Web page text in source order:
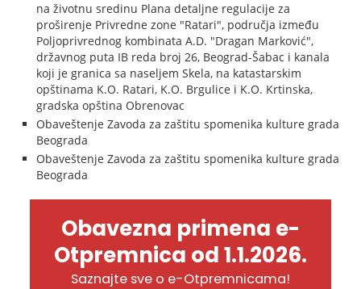
na životnu sredinu Plana detaljne regulacije za
proširenje Privredne zone "Ratari", područja između
Poljoprivrednog kombinata A.D. "Dragan Marković",
državnog puta IB reda broj 26, Beograd-Šabac i kanala
koji je granica sa naseljem Skela, na katastarskim
opštinama K.O. Ratari, K.O. Brgulice i K.O. Krtinska,
gradska opština Obrenovac
Obaveštenje Zavoda za zaštitu spomenika kulture grada
Beograda
Obaveštenje Zavoda za zaštitu spomenika kulture grada
Beograda
Obavezna primena e-
Otpremnica od 1.1.2026.
Saznajte sve o e-Otpremnicama!